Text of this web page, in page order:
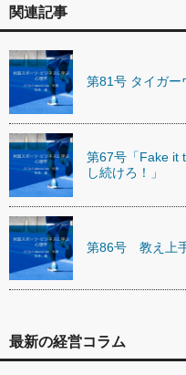
関連記事
第81号 タイガー
第67号「Fake it
し続けろ！」
第86号 教え上
最新の経営コラム